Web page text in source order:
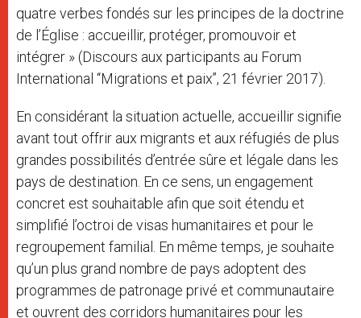
quatre verbes fondés sur les principes de la doctrine
de l’Église : accueillir, protéger, promouvoir et
intégrer » (Discours aux participants au Forum
International ‘‘Migrations et paix’’, 21 février 2017).
En considérant la situation actuelle, accueillir signifie
avant tout offrir aux migrants et aux réfugiés de plus
grandes possibilités d’entrée sûre et légale dans les
pays de destination. En ce sens, un engagement
concret est souhaitable afin que soit étendu et
simplifié l’octroi de visas humanitaires et pour le
regroupement familial. En même temps, je souhaite
qu’un plus grand nombre de pays adoptent des
programmes de patronage privé et communautaire
et ouvrent des corridors humanitaires pour les